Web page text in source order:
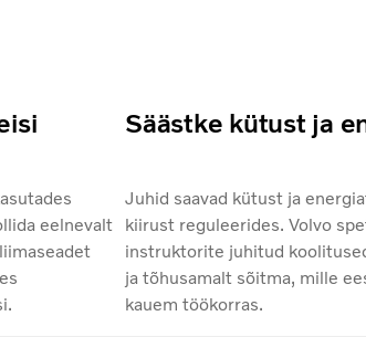
eelnevalt
Säästke kütust ja
Juhid saavad kütust ja
kiirust reguleerides. Volvo
instruktorite juhitud
ja tõhusamalt sõitma, mille
kauem töökorras.